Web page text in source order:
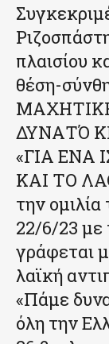
πλαισίου
θέση-
ΔΥΝΑΤΌ
«ΓΙΑ ΕΝΑ
ΚΑΙ ΤΟ
την
22/6/23 με
γράφεται
λαϊκή
«Πάμε
όλη την